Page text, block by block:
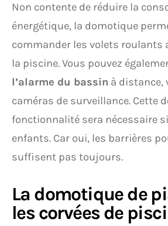
Non contente de réduire la
énergétique, la domotique
commander les volets roulants
la piscine. Vous pouvez
l’alarme du bassin à distance,
caméras de surveillance. Cette
fonctionnalité sera nécessaire
enfants. Car oui, les barrières
suffisent pas toujours.
La domotique de
les corvées de